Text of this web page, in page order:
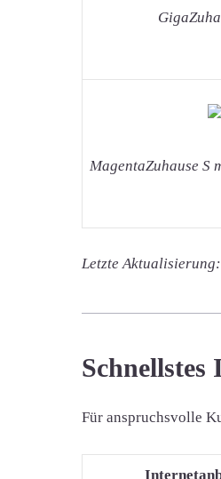
MagentaZuhause S
Letzte
Für anspruchsvolle